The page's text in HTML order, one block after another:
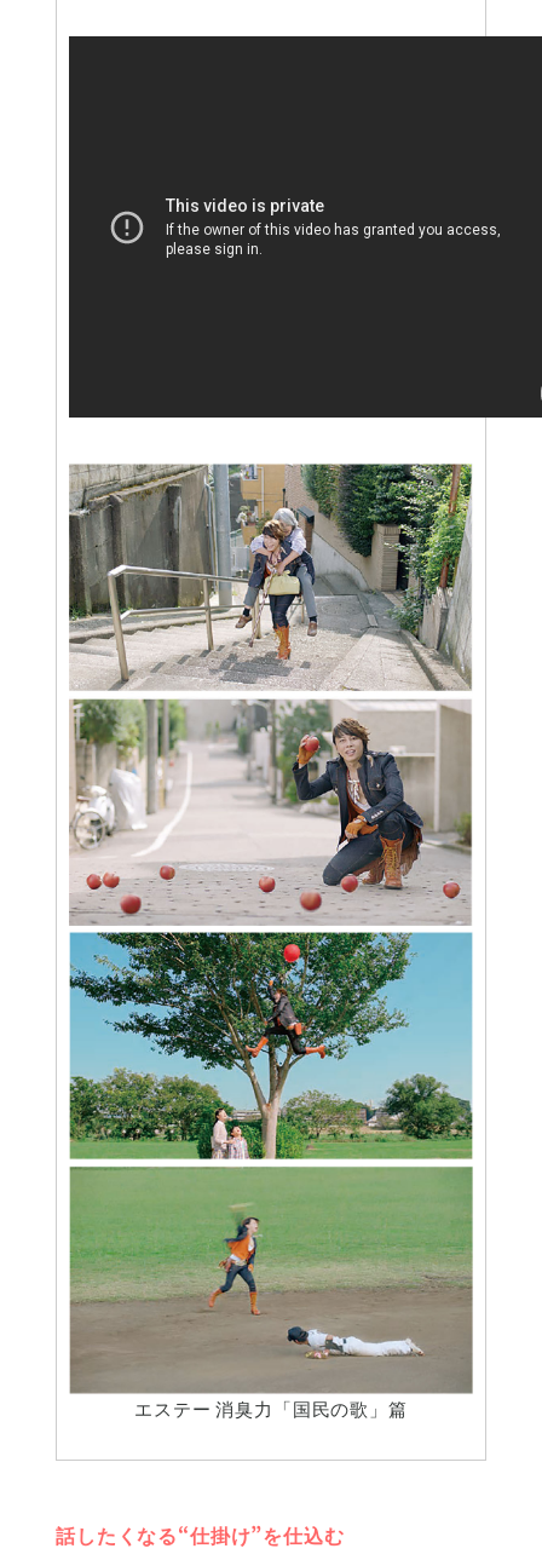
エステー 消臭力「国民の歌」篇
話したくなる“仕掛け”を仕込む